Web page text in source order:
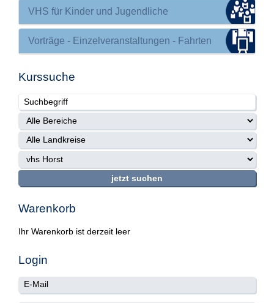
VHS für Kinder und Jugendliche
Vorträge - Einzelveranstaltungen - Fahrten
Kurssuche
Warenkorb
Ihr Warenkorb ist derzeit leer
Login